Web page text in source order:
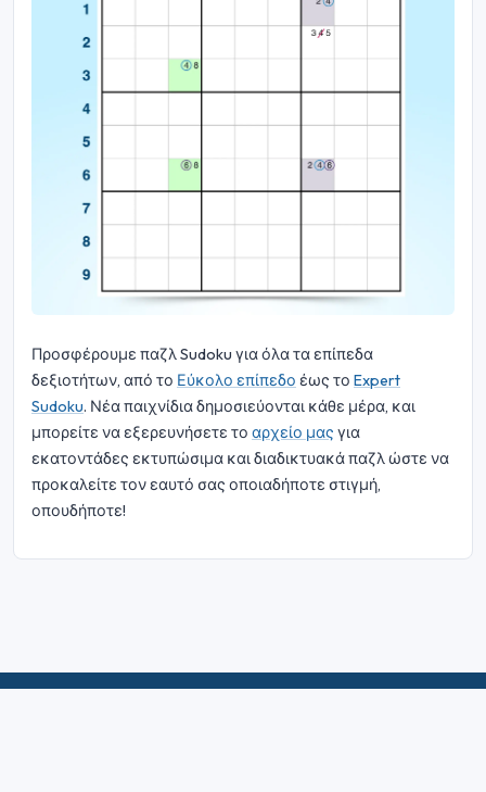
Προσφέρουμε παζλ Sudoku για όλα τα επίπεδα
δεξιοτήτων, από το Εύκολο επίπεδο έως το Expert
Sudoku. Νέα παιχνίδια δημοσιεύονται κάθε μέρα, και
μπορείτε να εξερευνήσετε το αρχείο μας για
εκατοντάδες εκτυπώσιμα και διαδικτυακά παζλ ώστε να
προκαλείτε τον εαυτό σας οποιαδήποτε στιγμή,
οπουδήποτε!